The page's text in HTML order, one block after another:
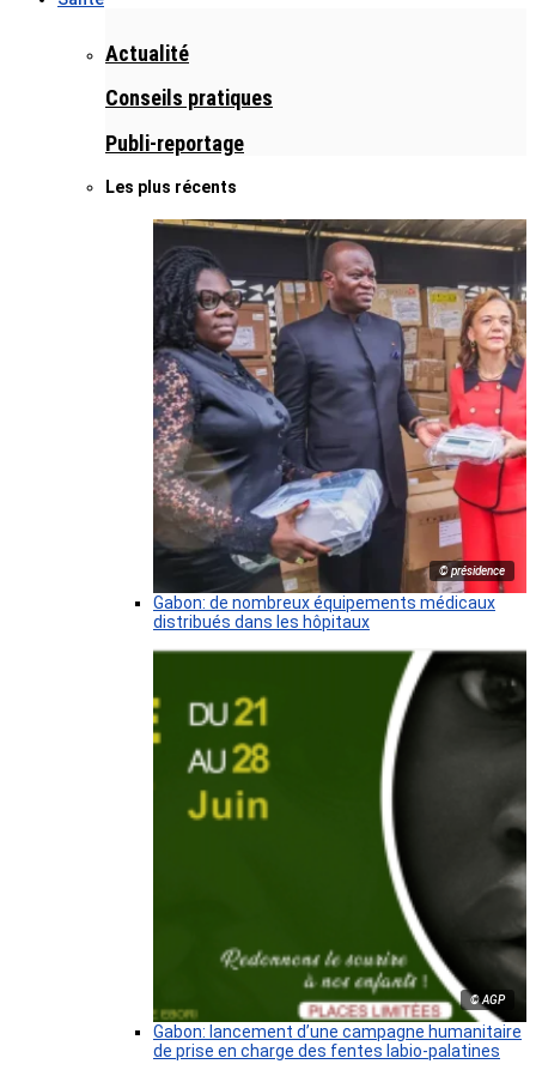
Actualité
Conseils pratiques
Publi-reportage
Les plus récents
© présidence
Gabon: de nombreux équipements médicaux
distribués dans les hôpitaux
© AGP
Gabon: lancement d’une campagne humanitaire
de prise en charge des fentes labio-palatines